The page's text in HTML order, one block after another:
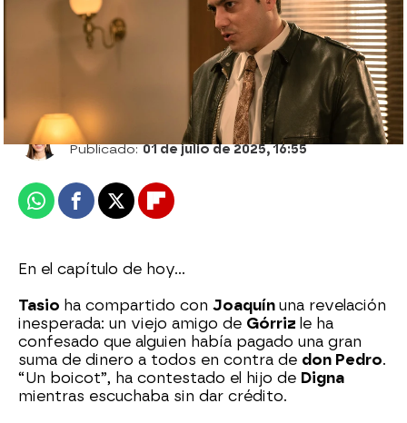
Ana Bermejo Lillo
Publicado:01 de julio de 2025, 16:55
WhatsappFacebook
X Flipboard
En el capítulo de hoy…
Tasio ha compartido con Joaquín una revelación
inesperada: un viejo amigo de Górriz le ha
confesado que alguien había pagado una gran
suma de dinero a todos en contra de don Pedro.
“Un boicot”, ha contestado el hijo de Digna
mientras escuchaba sin dar crédito.